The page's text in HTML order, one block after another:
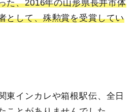
た、2016年の山形県長井市体
として、殊勲賞を受賞してい
東インカレや箱根駅伝、全日